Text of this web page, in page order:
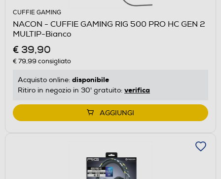
CUFFIE GAMING
NACON - CUFFIE GAMING RIG 500 PRO HC GEN 2
MULTIP-Bianco
€ 39,90
€ 79,99 consigliato
Acquisto online: disponibile
Ritiro in negozio in 30' gratuito: verifica
AGGIUNGI